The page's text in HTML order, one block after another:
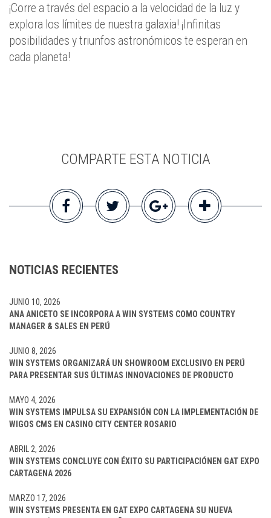
¡Corre a través del espacio a la velocidad de la luz y
explora los límites de nuestra galaxia! ¡Infinitas
posibilidades y triunfos astronómicos te esperan en
cada planeta!
COMPARTE ESTA NOTICIA
NOTICIAS RECIENTES
ANA ANICETO SE INCORPORA A WIN SYSTEMS COMO COUNTRY
MANAGER & SALES EN PERÚ
JUNIO 10, 2026
WIN SYSTEMS ORGANIZARÁ UN SHOWROOM EXCLUSIVO EN PERÚ
PARA PRESENTAR SUS ÚLTIMAS INNOVACIONES DE PRODUCTO
JUNIO 8, 2026
WIN SYSTEMS IMPULSA SU EXPANSIÓN CON LA IMPLEMENTACIÓN DE
WIGOS CMS EN CASINO CITY CENTER ROSARIO
MAYO 4, 2026
WIN SYSTEMS CONCLUYE CON ÉXITO SU PARTICIPACIÓNEN GAT EXPO
CARTAGENA 2026
ABRIL 2, 2026
WIN SYSTEMS PRESENTA EN GAT EXPO CARTAGENA SU NUEVA
MARZO 17, 2026